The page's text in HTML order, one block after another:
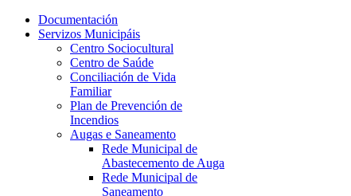
Documentación
Servizos Municipáis
Centro Sociocultural
Centro de Saúde
Conciliación de Vida
Familiar
Plan de Prevención de
Incendios
Augas e Saneamento
Rede Municipal de
Abastecemento de Auga
Rede Municipal de
Saneamento